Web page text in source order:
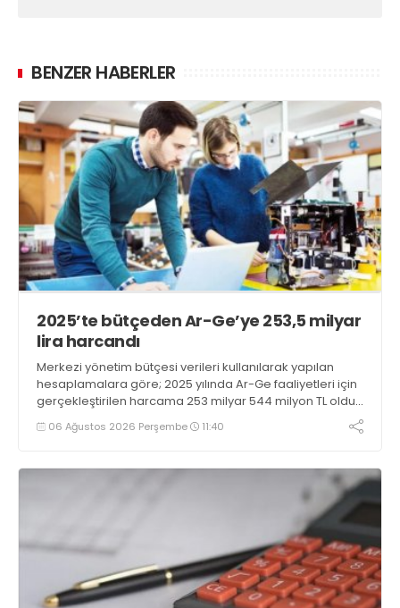
BENZER HABERLER
2025’te bütçeden Ar-Ge’ye 253,5 milyar
lira harcandı
Merkezi yönetim bütçesi verileri kullanılarak yapılan
hesaplamalara göre; 2025 yılında Ar-Ge faaliyetleri için
gerçekleştirilen harcama 253 milyar 544 milyon TL oldu.
Ar-Ge harcamalarının merkezi yönetim bütçesi
içerisindeki oranı yüzde 1,58 oldu
06 Ağustos 2026 Perşembe 11:40